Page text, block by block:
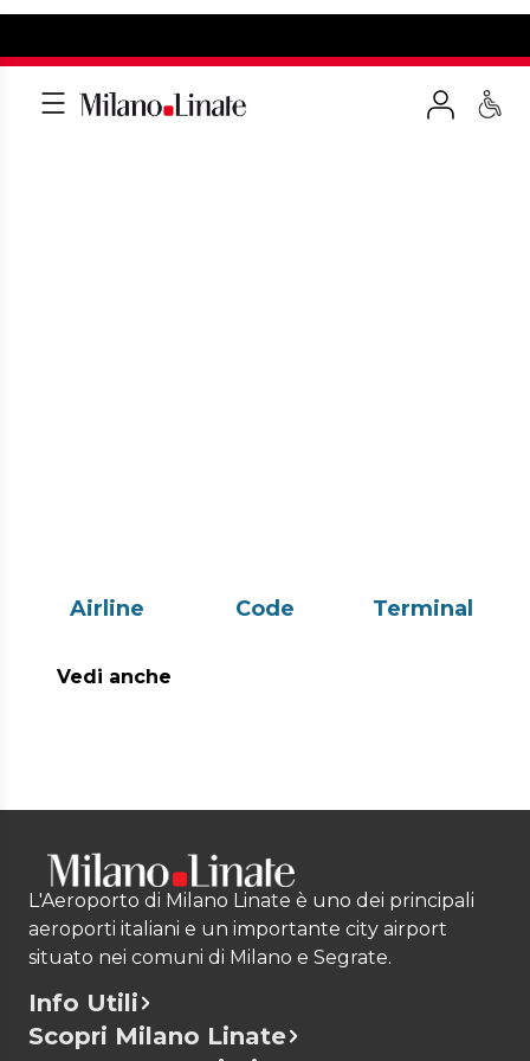
Airline Code Terminal
Vedi anche
L'Aeroporto di Milano Linate è uno dei principali
aeroporti italiani e un importante city airport
situato nei comuni di Milano e Segrate.
Info Utili
Scopri Milano Linate